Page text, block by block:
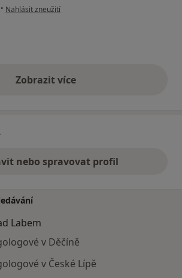
• podle názoru uživatele Váš účet byl odstraněn
Nahlásit zneužití
Zobrazit vícevýše uvedené názory
nebo spravovat profil
Labem
v Děčíně
v České Lípě